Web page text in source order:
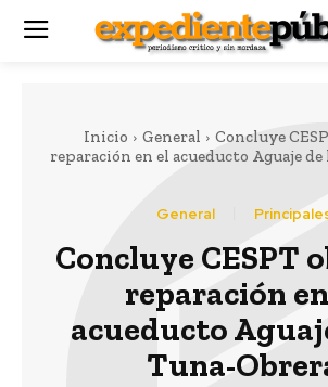
Inicio General
Concluye
reparación en el acueducto Aguaje
General
Concluye CESPT
reparación
acueducto
Tuna-